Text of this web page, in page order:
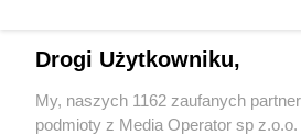
Wydawca mediówlokalnych
Drogi Użytkowniku,
My, naszych 1162 zaufanych
podmioty z Media Operator sp